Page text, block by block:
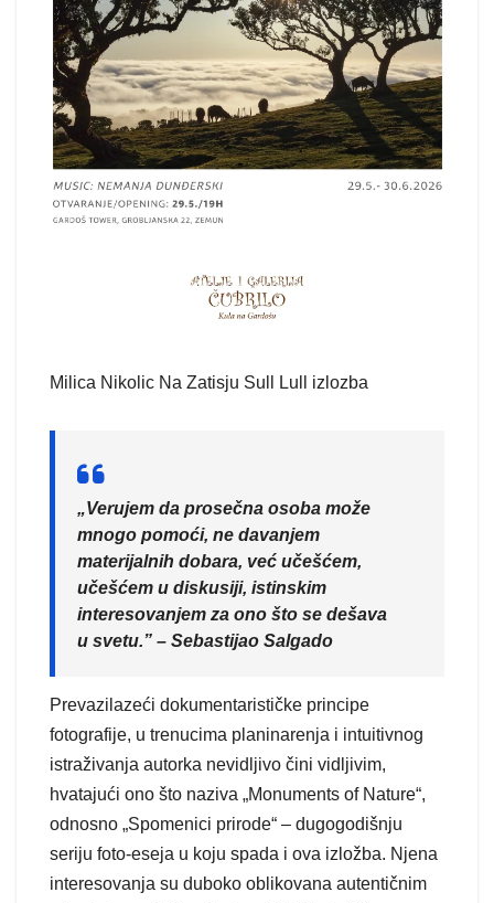
Milica Nikolic Na Zatisju Sull Lull izlozba
„Verujem da prosečna osoba može
mnogo pomoći, ne davanjem
materijalnih dobara, već učešćem,
učešćem u diskusiji, istinskim
interesovanjem za ono što se dešava
u svetu.” – Sebastijao Salgado
Prevazilazeći dokumentarističke principe
fotografije, u trenucima planinarenja i intuitivnog
istraživanja autorka nevidljivo čini vidljivim,
hvatajući ono što naziva „Monuments of Nature“,
odnosno „Spomenici prirode“ – dugogodišnju
seriju foto-eseja u koju spada i ova izložba. Njena
interesovanja su duboko oblikovana autentičnim